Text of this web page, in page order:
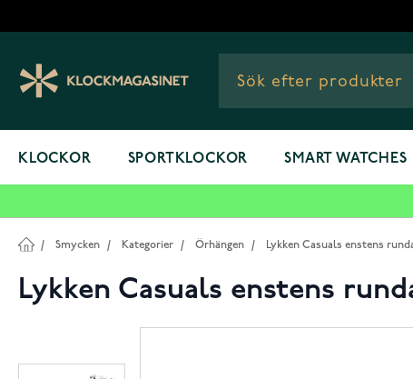
KLOCKOR SPORTKLOCKOR SMART WATCHES
/ Smycken / Kategorier / Örhängen / Lykken Casuals enstens
Lykken Casuals enstens